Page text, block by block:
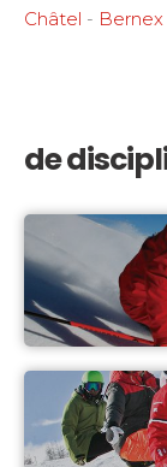
Châtel - Bernex
de